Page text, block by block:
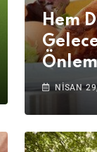
Hem
NISAN